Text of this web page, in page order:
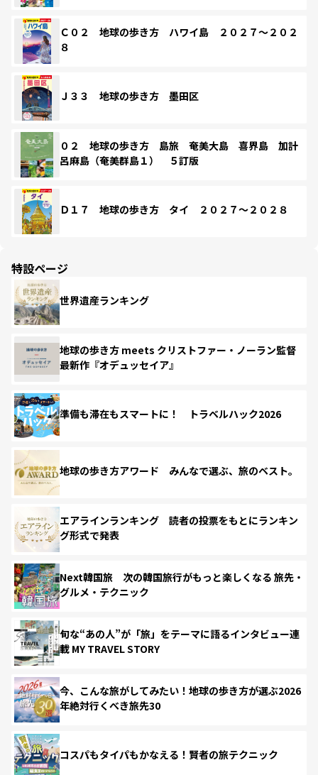
Ｃ０２ 地球の歩き方 ハワイ島 ２０２７～２０２
８
Ｊ３３ 地球の歩き方 墨田区
０２ 地球の歩き方 島旅 奄美大島 喜界島 加計
呂麻島（奄美群島１） ５訂版
Ｄ１７ 地球の歩き方 タイ ２０２７～２０２８
特設ページ
世界遺産ランキング
地球の歩き方 meets クリストファー・ノーラン監督
最新作『オデュッセイア』
準備も滞在もスマートに！ トラベルハック2026
地球の歩き方アワード みんなで選ぶ、旅のベスト。
エアラインランキング 読者の投票をもとにランキン
グ形式で発表
Next韓国旅 次の韓国旅行がもっと楽しくなる 旅先・
グルメ・テクニック
旬な“あの人”が「旅」をテーマに語るインタビュー連
載 MY TRAVEL STORY
今、こんな旅がしてみたい！地球の歩き方が選ぶ2026
年絶対行くべき旅先30
コスパもタイパもかなえる！賢者の旅テクニック